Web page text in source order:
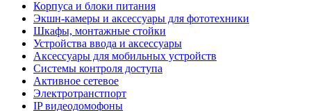
Корпуса и блоки питания
Экшн-камеры и аксессуары для фототехники
Шкафы, монтажные стойки
Устройства ввода и аксессуары
Аксессуары для мобильных устройств
Системы контроля доступа
Активное сетевое
Электротранстпорт
IP видеодомофоны